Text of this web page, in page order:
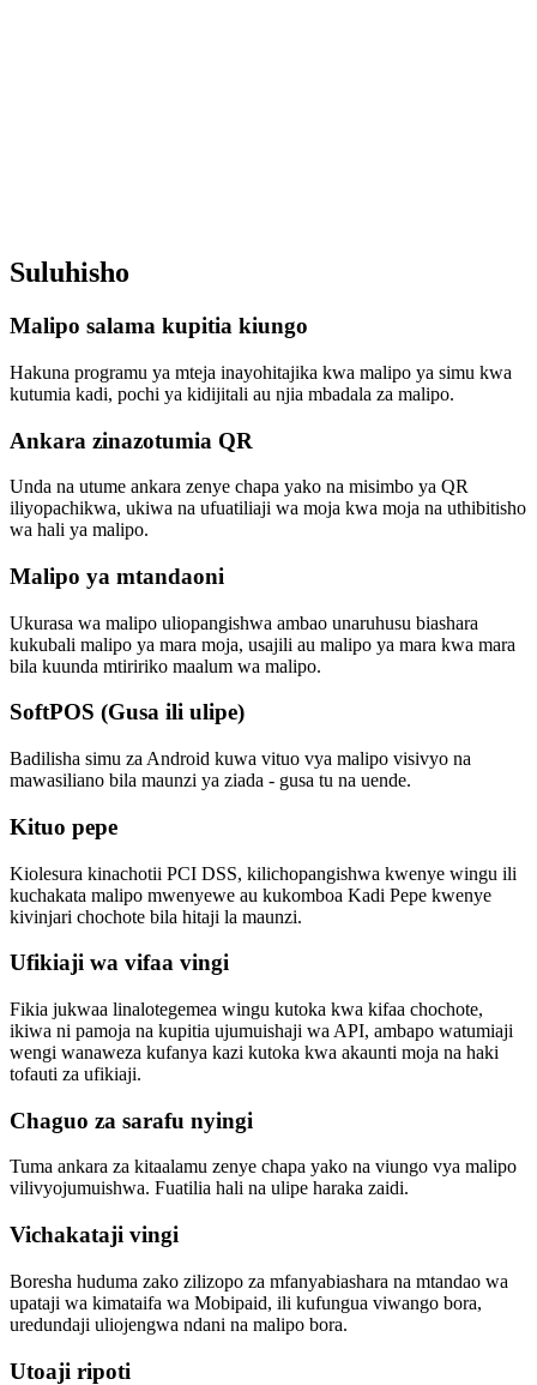
Suluhisho
Malipo salama kupitia kiungo
Hakuna programu ya mteja inayohitajika kwa malipo ya simu kwa
kutumia kadi, pochi ya kidijitali au njia mbadala za malipo.
Ankara zinazotumia QR
Unda na utume ankara zenye chapa yako na misimbo ya QR
iliyopachikwa, ukiwa na ufuatiliaji wa moja kwa moja na uthibitisho
wa hali ya malipo.
Malipo ya mtandaoni
Ukurasa wa malipo uliopangishwa ambao unaruhusu biashara
kukubali malipo ya mara moja, usajili au malipo ya mara kwa mara
bila kuunda mtiririko maalum wa malipo.
SoftPOS (Gusa ili ulipe)
Badilisha simu za Android kuwa vituo vya malipo visivyo na
mawasiliano bila maunzi ya ziada - gusa tu na uende.
Kituo pepe
Kiolesura kinachotii PCI DSS, kilichopangishwa kwenye wingu ili
kuchakata malipo mwenyewe au kukomboa Kadi Pepe kwenye
kivinjari chochote bila hitaji la maunzi.
Ufikiaji wa vifaa vingi
Fikia jukwaa linalotegemea wingu kutoka kwa kifaa chochote,
ikiwa ni pamoja na kupitia ujumuishaji wa API, ambapo watumiaji
wengi wanaweza kufanya kazi kutoka kwa akaunti moja na haki
tofauti za ufikiaji.
Chaguo za sarafu nyingi
Tuma ankara za kitaalamu zenye chapa yako na viungo vya malipo
vilivyojumuishwa. Fuatilia hali na ulipe haraka zaidi.
Vichakataji vingi
Boresha huduma zako zilizopo za mfanyabiashara na mtandao wa
upataji wa kimataifa wa Mobipaid, ili kufungua viwango bora,
uredundaji uliojengwa ndani na malipo bora.
Utoaji ripoti